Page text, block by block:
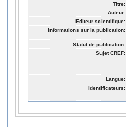
Titre:
Auteur:
Editeur scientifique:
Informations sur la publication:
Statut de publication:
Sujet CREF:
Langue:
Identificateurs: